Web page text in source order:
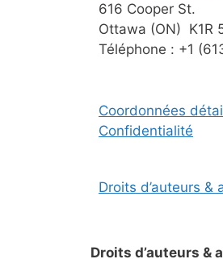
616 Cooper St.
Ottawa (ON) K1R
Téléphone : +1
Coordonnées
Confidentialité
Droits d’auteurs &
Droits d’auteurs &